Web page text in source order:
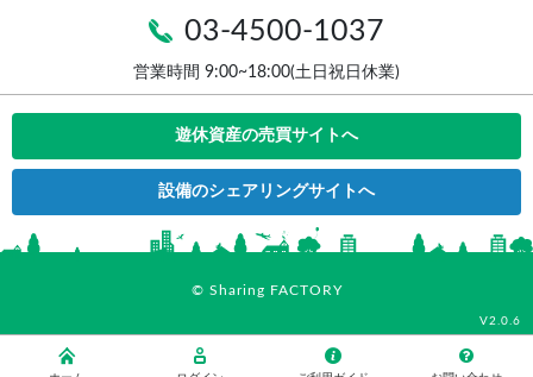
03-4500-1037
営業時間 9:00~18:00(土日祝日休業)
遊休資産の売買サイトへ
設備のシェアリングサイトへ
© Sharing FACTORY
V2.0.6